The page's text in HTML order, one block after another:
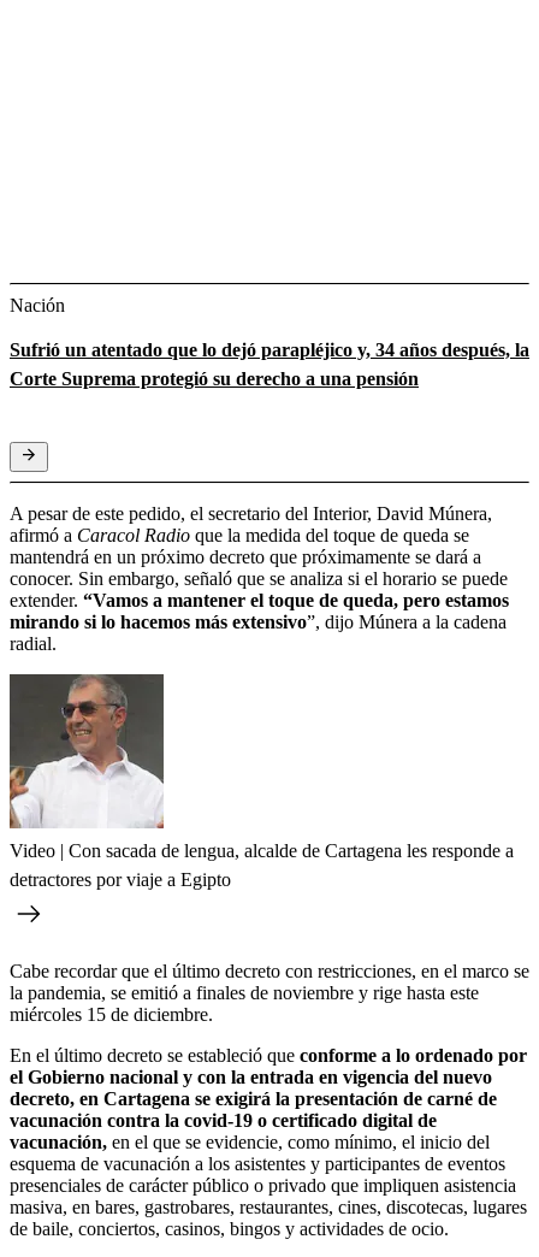
Nación
Sufrió un atentado que lo dejó parapléjico y, 34 años después, la
Corte Suprema protegió su derecho a una pensión
A pesar de este pedido, el secretario del Interior, David Múnera,
afirmó a Caracol Radio que la medida del toque de queda se
mantendrá en un próximo decreto que próximamente se dará a
conocer. Sin embargo, señaló que se analiza si el horario se puede
extender. “Vamos a mantener el toque de queda, pero estamos
mirando si lo hacemos más extensivo”, dijo Múnera a la cadena
radial.
Video | Con sacada de lengua, alcalde de Cartagena les responde a
detractores por viaje a Egipto
Cabe recordar que el último decreto con restricciones, en el marco se
la pandemia, se emitió a finales de noviembre y rige hasta este
miércoles 15 de diciembre.
En el último decreto se estableció que conforme a lo ordenado por
el Gobierno nacional y con la entrada en vigencia del nuevo
decreto, en Cartagena se exigirá la presentación de carné de
vacunación contra la covid-19 o certificado digital de
vacunación, en el que se evidencie, como mínimo, el inicio del
esquema de vacunación a los asistentes y participantes de eventos
presenciales de carácter público o privado que impliquen asistencia
masiva, en bares, gastrobares, restaurantes, cines, discotecas, lugares
de baile, conciertos, casinos, bingos y actividades de ocio.